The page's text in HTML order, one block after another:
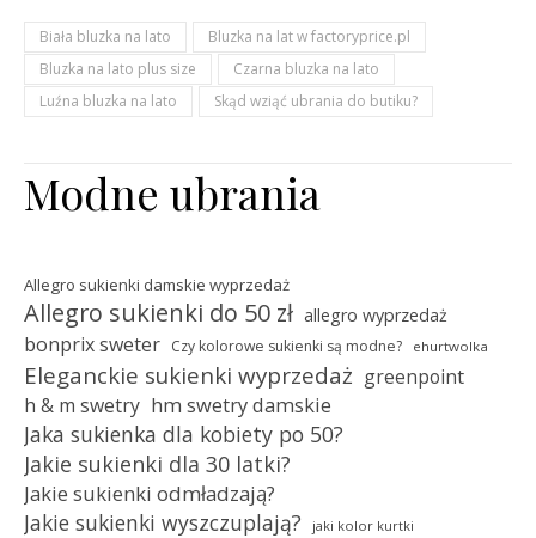
Biała bluzka na lato
Bluzka na lat w factoryprice.pl
Bluzka na lato plus size
Czarna bluzka na lato
Luźna bluzka na lato
Skąd wziąć ubrania do butiku?
Modne ubrania
Allegro sukienki damskie wyprzedaż
Allegro sukienki do 50 zł allegro wyprzedaż
bonprix sweter Czy kolorowe sukienki są modne? ehurtwolka
Eleganckie sukienki wyprzedaż greenpoint
h & m swetry hm swetry damskie
Jaka sukienka dla kobiety po 50?
Jakie sukienki dla 30 latki?
Jakie sukienki odmładzają?
Jakie sukienki wyszczuplają? jaki kolor kurtki